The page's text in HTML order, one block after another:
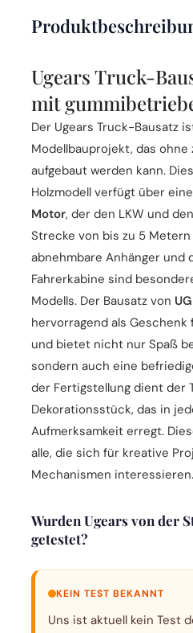
Ugears Truck-
mit
Der Ugears Truck-Bausatz
Modellbauprojekt, das
aufgebaut werden kann.
Holzmodell verfügt über
Motor, der den LKW und
Strecke von bis zu 5
abnehmbare Anhänger und
Fahrerkabine sind
Modells. Der Bausatz von
hervorragend als
und bietet nicht nur Spaß
sondern auch eine
der Fertigstellung dient der
Dekorationsstück, das in
Aufmerksamkeit erregt.
alle, die sich für kreative
Mechanismen interessieren.
Wurden Ugears von der
getestet?
KEIN TEST BEKANNT
Uns ist aktuell kein Test